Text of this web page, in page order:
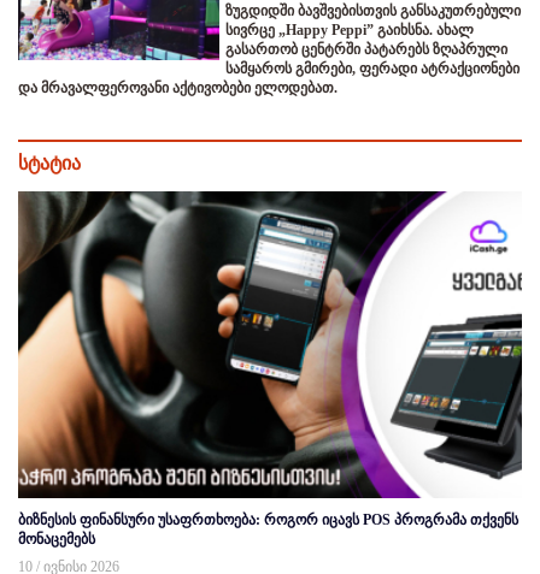
ზუგდიდში ბავშვებისთვის განსაკუთრებული
სივრცე „Happy Peppi” გაიხსნა. ახალ
გასართობ ცენტრში პატარებს ზღაპრული
სამყაროს გმირები, ფერადი ატრაქციონები
და მრავალფეროვანი აქტივობები ელოდებათ.
სტატია
ბიზნესის ფინანსური უსაფრთხოება: როგორ იცავს POS პროგრამა თქვენს
მონაცემებს
10 / ივნისი 2026